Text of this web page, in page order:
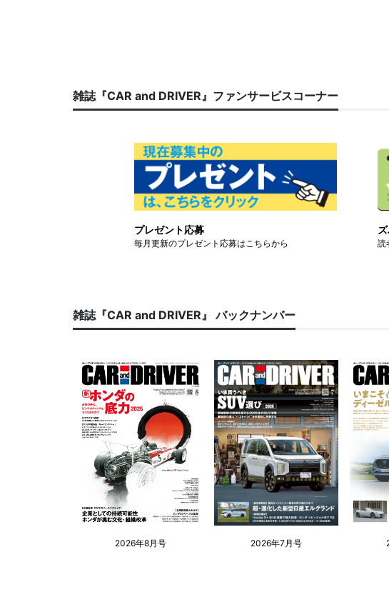
雑誌『CAR and DRIVER』ファンサービスコーナー
プレゼント応募
毎月更新のプレゼント応募はこちらから 読
雑誌『CAR and DRIVER』 バックナンバー
2026年8月号 2026年7月号